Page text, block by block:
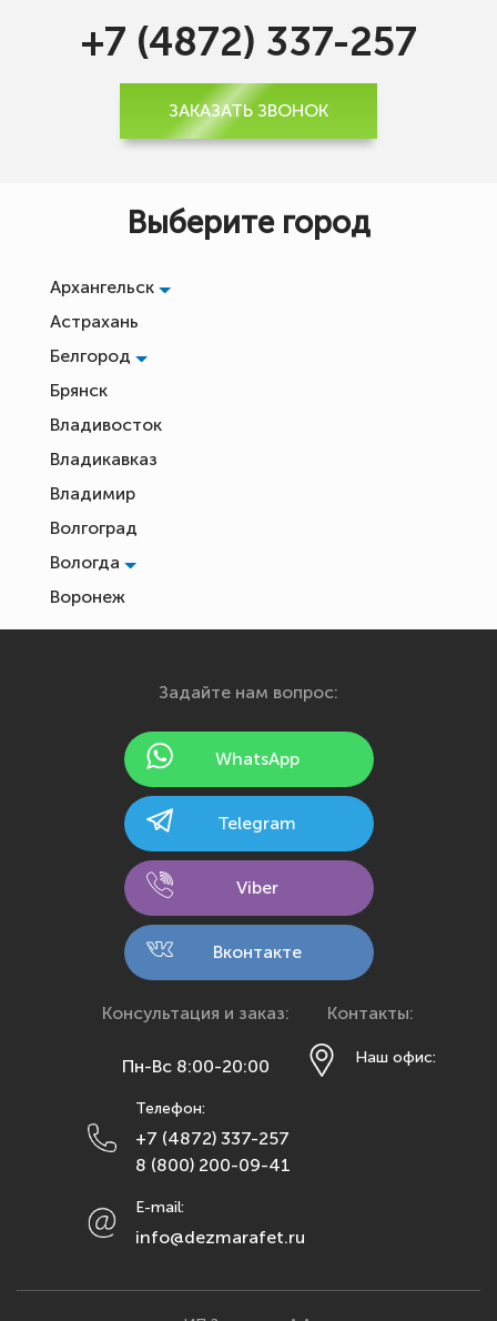
+7 (4872) 337-257
ЗАКАЗАТЬ ЗВОНОК
Выберите город
Архангельск
Астрахань
Белгород
Брянск
Владивосток
Владикавказ
Владимир
Волгоград
Вологда
Воронеж
Екатеринбург
Йошкар-Ола
Калининград
Кемерово
Кострома
Краснодар
Красноярск
Махачкала
Москва
Набережные Челны
Нижний Новгород
Новосибирск
Задайте нам вопрос:
WhatsApp
Telegram
Viber
Вконтакте
Консультация и заказ:
Пн-Вс 8:00-20:00
Телефон:
+7 (4872) 337-257
8 (800) 200-09-41
E-mail:
info@dezmarafet.ru
Контакты:
Наш офис: